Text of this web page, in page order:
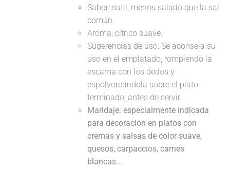
Sabor: sutil, menos salado que la sal
común.
Aroma: cítrico suave.
Sugerencias de uso: Se aconseja su
uso en el emplatado, rompiendo la
escama con los dedos y
espolvoreándola sobre el plato
terminado, antes de servir.
Maridaje: especialmente indicada
para decoración en platos con
cremas y salsas de color suave,
quesos, carpaccios, carnes
blancas...